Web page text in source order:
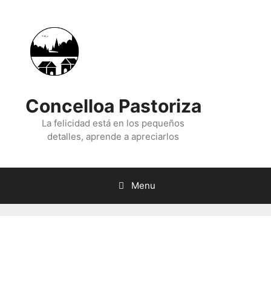
content
Concelloa Pastoriza
La felicidad está en los pequeños
detalles, aprende a apreciarlos
Menu